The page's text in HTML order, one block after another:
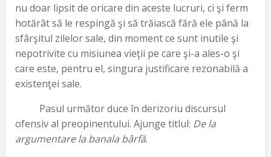
nu doar lipsit de oricare din aceste lucruri, ci şi ferm
hotărât să le respingă şi să trăiască fără ele până la
sfârşitul zilelor sale, din moment ce sunt inutile şi
nepotrivite cu misiunea vieţii pe care şi-a ales-o şi
care este, pentru el, singura justificare rezonabilă a
existenţei sale.
Pasul următor duce în derizoriu discursul
ofensiv al preopinentului. Ajunge titlul: De la
argumentare la banala bârfă.